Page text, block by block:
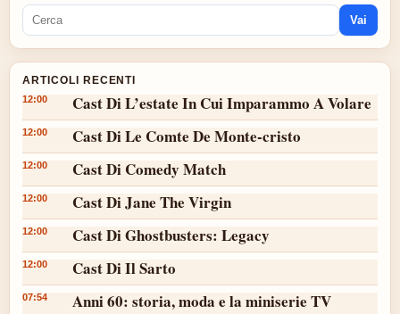
Vai
ARTICOLI RECENTI
12:00 Cast Di L’estate In Cui Imparammo A Volare
12:00 Cast Di Le Comte De Monte-cristo
12:00 Cast Di Comedy Match
12:00 Cast Di Jane The Virgin
12:00 Cast Di Ghostbusters: Legacy
12:00 Cast Di Il Sarto
07:54 Anni 60: storia, moda e la miniserie TV